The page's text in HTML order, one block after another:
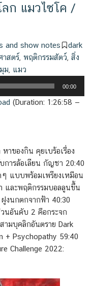
ก แมวไซโค /
and show notes
dark
าสตร์ พฤติกรรมสัตว์ สิ่ง
ม แมว
00:00
(Duration: 1:26:58 —
าของกิน คุยเบร้อเรื่อง
การล้อเลียน กัญชา 20:40
แบบพร้อมเพรียงเหมือน
และพฤติกรรมบอลลูนขึ้น
งนกตกจากฟ้า 40:30
นอันดับ 2 คือกระจก
มบุคลิกอันตราย Dark
+ Psychopathy 59:40
Challenge 2022: